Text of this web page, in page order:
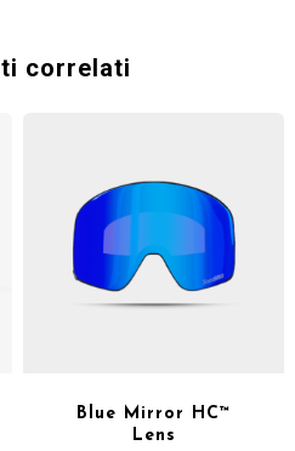
correlati
Blue Mirror HC™
Lens